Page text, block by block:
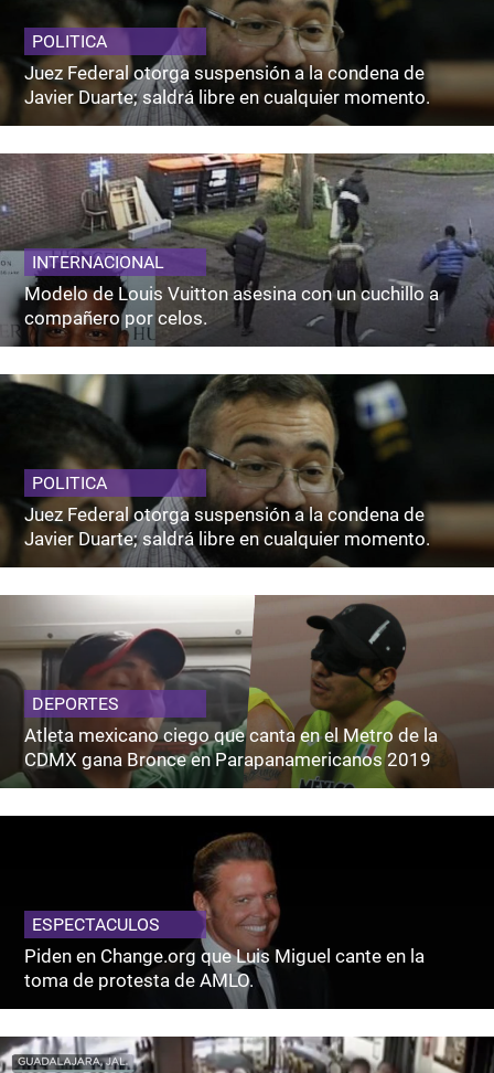
POLITICA
Juez Federal otorga suspensión a la condena de
Javier Duarte; saldrá libre en cualquier momento.
INTERNACIONAL
Modelo de Louis Vuitton asesina con un cuchillo a
compañero por celos.
POLITICA
Juez Federal otorga suspensión a la condena de
Javier Duarte; saldrá libre en cualquier momento.
DEPORTES
Atleta mexicano ciego que canta en el Metro de la
CDMX gana Bronce en Parapanamericanos 2019
ESPECTACULOS
Piden en Change.org que Luis Miguel cante en la
toma de protesta de AMLO.